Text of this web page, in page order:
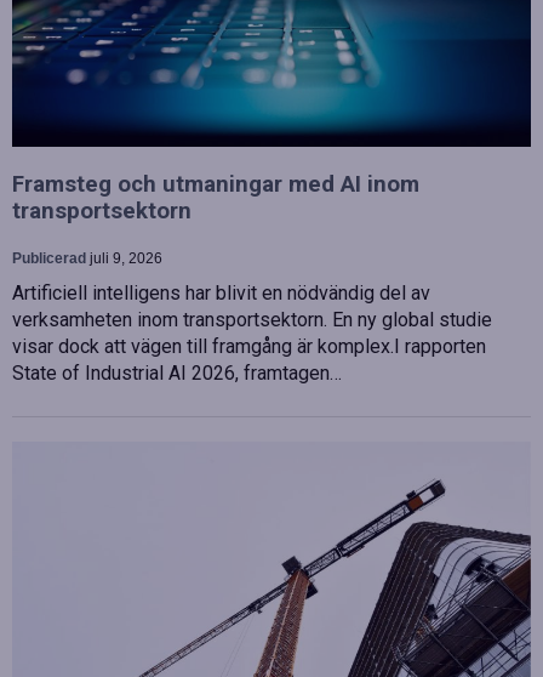
Framsteg och utmaningar med AI inom
transportsektorn
Publicerad juli 9, 2026
Artificiell intelligens har blivit en nödvändig del av
verksamheten inom transportsektorn. En ny global studie
visar dock att vägen till framgång är komplex.I rapporten
State of Industrial AI 2026, framtagen…